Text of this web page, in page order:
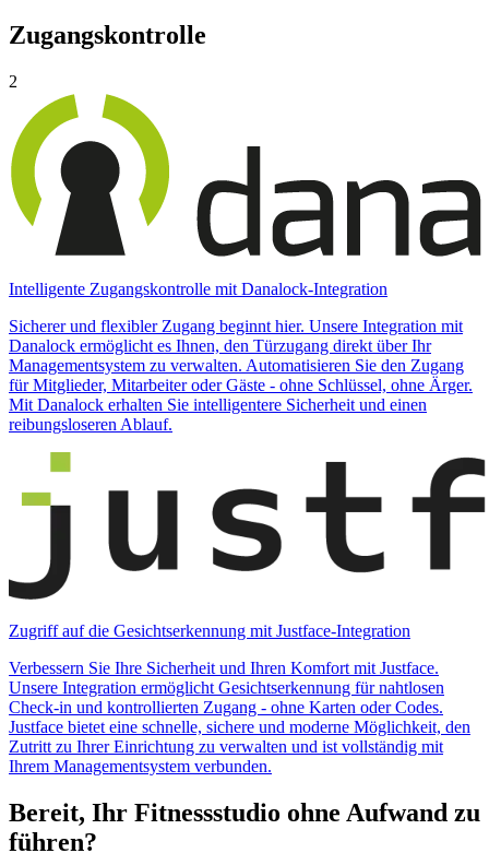
Zugangskontrolle
2
Intelligente Zugangskontrolle mit Danalock-Integration
Sicherer und flexibler Zugang beginnt hier. Unsere Integration mit
Danalock ermöglicht es Ihnen, den Türzugang direkt über Ihr
Managementsystem zu verwalten. Automatisieren Sie den Zugang
für Mitglieder, Mitarbeiter oder Gäste - ohne Schlüssel, ohne Ärger.
Mit Danalock erhalten Sie intelligentere Sicherheit und einen
reibungsloseren Ablauf.
Zugriff auf die Gesichtserkennung mit Justface-Integration
Verbessern Sie Ihre Sicherheit und Ihren Komfort mit Justface.
Unsere Integration ermöglicht Gesichtserkennung für nahtlosen
Check-in und kontrollierten Zugang - ohne Karten oder Codes.
Justface bietet eine schnelle, sichere und moderne Möglichkeit, den
Zutritt zu Ihrer Einrichtung zu verwalten und ist vollständig mit
Ihrem Managementsystem verbunden.
Bereit, Ihr Fitnessstudio ohne Aufwand zu
führen?